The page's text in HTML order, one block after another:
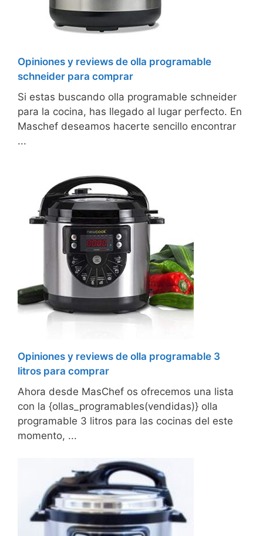
Opiniones y reviews de olla programable
schneider para comprar
Si estas buscando olla programable schneider
para la cocina, has llegado al lugar perfecto. En
Maschef deseamos hacerte sencillo encontrar
...
Opiniones y reviews de olla programable 3
litros para comprar
Ahora desde MasChef os ofrecemos una lista
con la {ollas_programables(vendidas)} olla
programable 3 litros para las cocinas del este
momento, ...